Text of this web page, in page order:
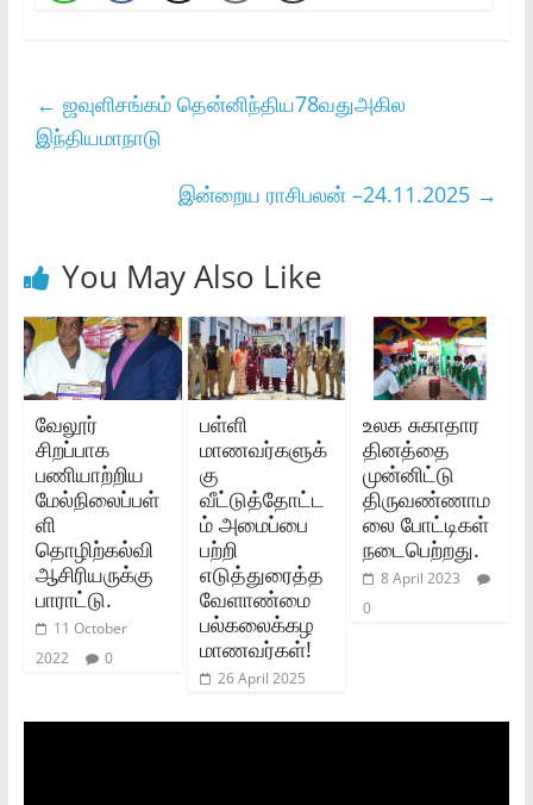
← ஜவுளிசங்கம் தென்னிந்திய78வதுஅகில
இந்தியமாநாடு
இன்றைய ராசிபலன் –24.11.2025 →
You May Also Like
வேலூர்
சிறப்பாக
பணியாற்றிய
மேல்நிலைப்பள்
ளி
தொழிற்கல்வி
ஆசிரியருக்கு
பாராட்டு.
11 October
2022
0
பள்ளி
மாணவர்களுக்
கு
வீட்டுத்தோட்ட
ம் அமைப்பை
பற்றி
எடுத்துரைத்த
வேளாண்மை
பல்கலைக்கழ
மாணவர்கள்!
26 April 2025
உலக சுகாதார
தினத்தை
முன்னிட்டு
திருவண்ணாம
லை போட்டிகள்
நடைபெற்றது.
8 April 2023
0